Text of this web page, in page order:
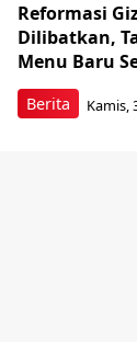
Berita
Reformasi
Dilibatkan,
Menu Baru
Kamis,